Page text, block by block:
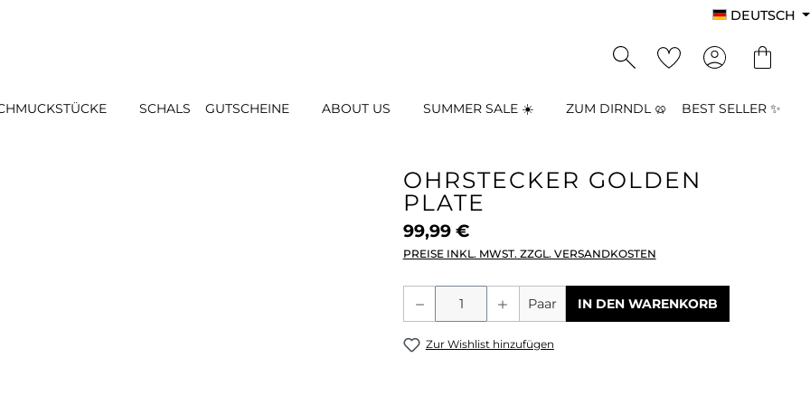
DEUTSCH
SCHALS GUTSCHEINE ABOUT US SUMMER SALE ☀️ ZUM DIRNDL 🥨 BEST SELLER ✨
OHRSTECKER GOLDEN
PLATE
99,99 €
PREISE INKL. MWST. ZZGL. VERSANDKOSTEN
Produkt Anzahl: Gib den
Paar IN DEN WARENKORB
Zur Wishlist hinzufügen